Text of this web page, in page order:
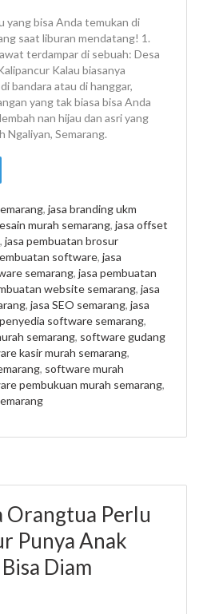
yang bisa Anda temukan di
saat liburan mendatang! 1.
terdampar di sebuah: Desa
Kalau biasanya
bandara atau di hanggar,
yang tak biasa bisa Anda
nan hijau dan asri yang
Ngaliyan, Semarang.
, jasa branding ukm
murah semarang, jasa offset
, jasa pembuatan brosur
software, jasa
semarang, jasa pembuatan
website semarang, jasa
, jasa SEO semarang, jasa
penyedia software semarang,
semarang, software gudang
kasir murah semarang,
, software murah
pembukuan murah semarang,
Orangtua Perlu
Punya Anak
Diam